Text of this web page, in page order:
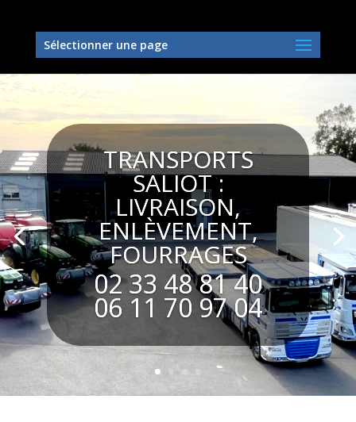
content
Sélectionner une page
TRANSPORTS
SALIOT :
LIVRAISON,
ENLÈVEMENT,
FOURRAGES
02 33 48 81 40
06 11 70 97 04